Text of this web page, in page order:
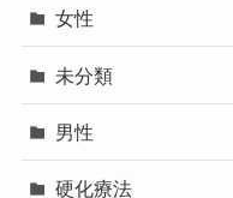
女性
未分類
男性
硬化療法